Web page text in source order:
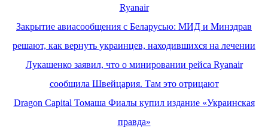
Ryanair
Закрытие авиасообщения с Беларусью: МИД и Минздрав
решают, как вернуть украинцев, находившихся на лечении
Лукашенко заявил, что о минировании рейса Ryanair
сообщила Швейцария. Там это отрицают
Dragon Capital Томаша Фиалы купил издание «Украинская
правда»